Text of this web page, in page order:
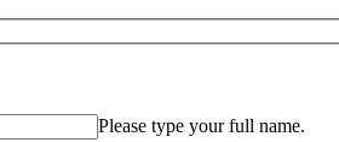
Please type your full name.